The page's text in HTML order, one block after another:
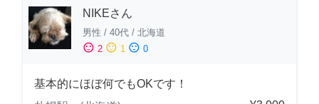
NIKEさん
男性 / 40代 / 北海道
sentiment_satisfied 2 sentiment_neutral 1 sentiment_dissatisfied 0
基本的にほぼ何でもOKです！